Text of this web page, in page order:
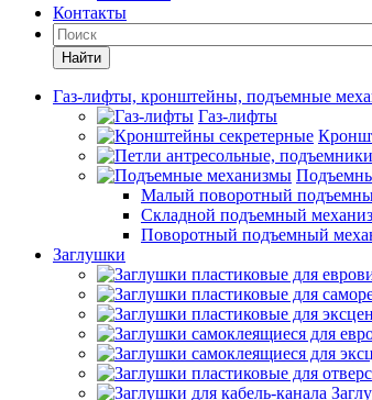
Контакты
Найти
Газ-лифты, кронштейны, подъемные
Газ-лифты
Малый поворотный
Складной подъемный
Поворотный подъемный
Заглушки